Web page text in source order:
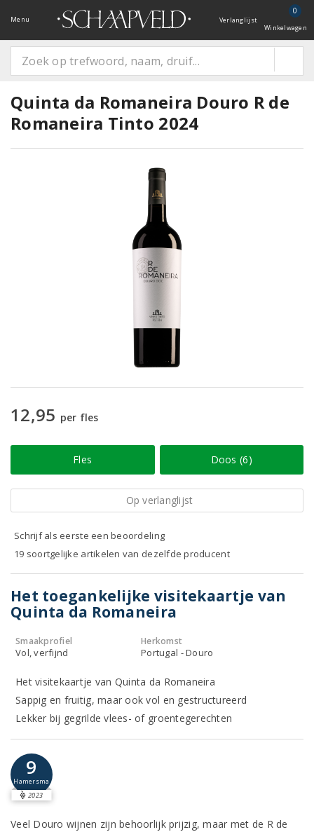
Menu Verlanglijst
0
Winkelwagen
Quinta da Romaneira Douro R de
Romaneira Tinto 2024
12,95 per fles
Fles Doos (6)
Op verlanglijst
Schrijf als eerste een beoordeling
19 soortgelijke artikelen van dezelfde producent
Het toegankelijke visitekaartje van
Quinta da Romaneira
Smaakprofiel
Vol, verfijnd
Herkomst
Portugal - Douro
Het visitekaartje van Quinta da Romaneira
Sappig en fruitig, maar ook vol en gestructureerd
Lekker bij gegrilde vlees- of groentegerechten
9
Hamersma
2023
Veel Douro wijnen zijn behoorlijk prijzig, maar met de R de